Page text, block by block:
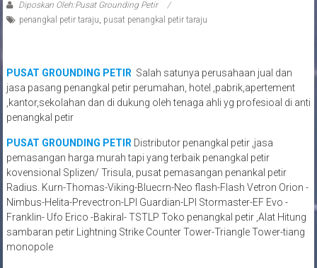
Diposkan Oleh:Pusat Grounding Petir
penangkal petir taraju, pusat penangkal petir taraju
PUSAT GROUNDING PETIR Salah satunya perusahaan jual dan
jasa pasang penangkal petir perumahan, hotel ,pabrik,apertement
,kantor,sekolahan dan di dukung oleh tenaga ahli yg profesioal di anti
penangkal petir
PUSAT GROUNDING PETIR Distributor penangkal petir ,jasa
pemasangan harga murah tapi yang terbaik penangkal petir
kovensional Splizen/ Trisula, pusat pemasangan penankal petir
Radius. Kurn-Thomas-Viking-Bluecrn-Neo flash-Flash Vetron Orion -
Nimbus-Helita-Prevectron-LPI Guardian-LPI Stormaster-EF Evo -
Franklin- Ufo Erico -Bakiral- TSTLP Toko penangkal petir ,Alat Hitung
sambaran petir Lightning Strike Counter Tower-Triangle Tower-tiang
monopole